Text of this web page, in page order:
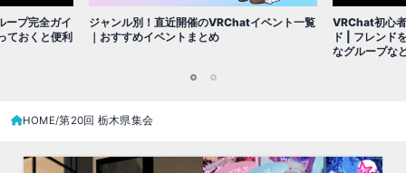
ープ完全ガイ
ておくと便利
ジャンル別！直近開催のVRChatイベント一覧
｜おすすめイベントまとめ
VRChat初心
ド | フレンド
なグループな
HOME 第20回 栃木県集会